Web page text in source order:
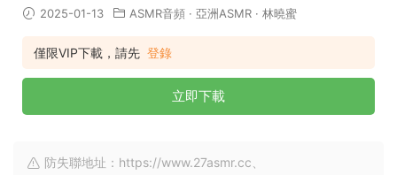
2025-01-13 ASMR音頻 · 亞洲ASMR · 林曉蜜
僅限VIP下載，請先 登錄
立即下載
防失聯地址：https://www.27asmr.cc、